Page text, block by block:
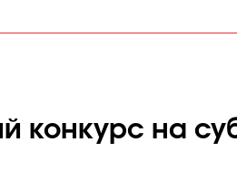
конкурс на